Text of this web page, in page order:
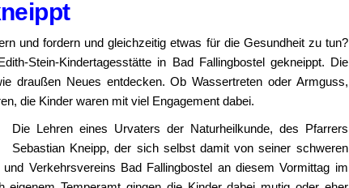
und fordern und gleichzeitig etwas für die Gesundheit zu tun?
Stein-Kindertagesstätte in Bad Fallingbostel gekneippt. Die
draußen Neues entdecken. Ob Wassertreten oder Armguss,
die Kinder waren mit viel Engagement dabei.
Die Lehren eines Urvaters der Naturheilkunde, des Pfarrers
Sebastian Kneipp, der sich selbst damit von seiner schweren
Verkehrsvereins Bad Fallingbostel an diesem Vormittag im